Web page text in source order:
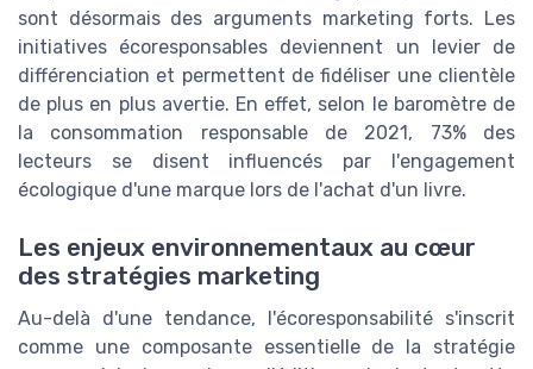
sont désormais des arguments marketing forts. Les
initiatives écoresponsables deviennent un levier de
différenciation et permettent de fidéliser une clientèle
de plus en plus avertie. En effet, selon le baromètre de
la consommation responsable de 2021, 73% des
lecteurs se disent influencés par l'engagement
écologique d'une marque lors de l'achat d'un livre.
Les enjeux environnementaux au cœur
des stratégies marketing
Au-delà d'une tendance, l'écoresponsabilité s'inscrit
comme une composante essentielle de la stratégie